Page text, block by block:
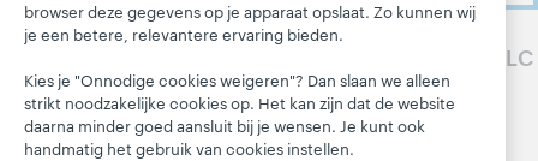
OCLC
Saamhorighei
Financieel
Alle producten
en diensten »
Leren
Research
WebJunction
sdashboard
Blogs
Next-blog
Blog 'Hanging
Together'
Volg OCLC
browser deze gegevens op je apparaat opslaat. Zo kunnen wij
je een betere, relevantere ervaring bieden.
Kies je "Onnodige cookies weigeren"? Dan slaan we alleen
strikt noodzakelijke cookies op. Het kan zijn dat de website
daarna minder goed aansluit bij je wensen. Je kunt ook
handmatig het gebruik van cookies instellen.